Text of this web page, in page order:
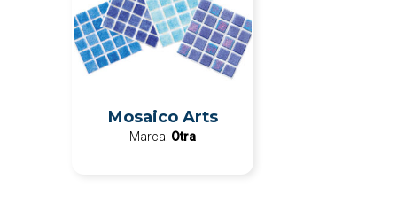
Mosaico Arts
Marca: Otra